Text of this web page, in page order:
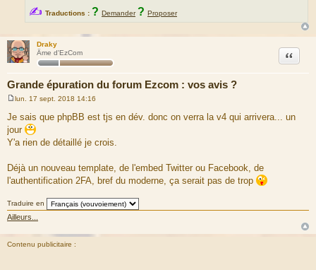
✍ Traductions : ? Demander ? Proposer
Draky
Âme d'EzCom
Grande épuration du forum Ezcom : vos avis ?
Citation
s
s
g
lun. 17 sept. 2018 14:16
Je sais que phpBB est tjs en dév. donc on verra la v4 qui arrivera... un
jour
Y'a rien de détaillé je crois.
Déjà un nouveau template, de l'embed Twitter ou Facebook, de
l'authentification 2FA, bref du moderne, ça serait pas de trop
Traduire en
Ailleurs...
Contenu publicitaire :